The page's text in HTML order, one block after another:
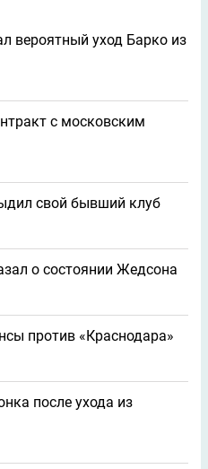
вероятный уход Барко из
с московским
свой бывший клуб
о состоянии Жедсона
против «Краснодара»
после ухода из